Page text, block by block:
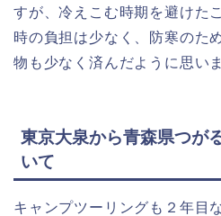
すが、冷えこむ時期を避けた
時の負担は少なく、防寒のた
物も少なく済んだように思いま
東京大泉から青森県つが
いて
キャンプツーリングも２年目